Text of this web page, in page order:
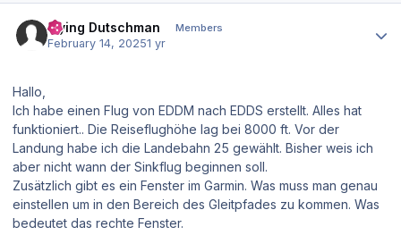
Flying Dutschman Members
February 14, 20251 yr
Hallo,
Ich habe einen Flug von EDDM nach EDDS erstellt. Alles hat
funktioniert.. Die Reiseflughöhe lag bei 8000 ft. Vor der
Landung habe ich die Landebahn 25 gewählt. Bisher weis ich
aber nicht wann der Sinkflug beginnen soll.
Zusätzlich gibt es ein Fenster im Garmin. Was muss man genau
einstellen um in den Bereich des Gleitpfades zu kommen. Was
bedeutet das rechte Fenster.